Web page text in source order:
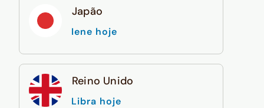
Japão
Iene hoje
Reino Unido
Libra hoje